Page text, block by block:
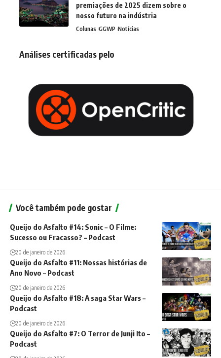
premiações de 2025 dizem sobre o
nosso futuro na indústria
Colunas GGWP Notícias
Análises certificadas pelo
Você também pode gostar
Queijo do Asfalto #14: Sonic – O Filme:
Sucesso ou Fracasso? – Podcast
20 de janeiro de 2026
Queijo do Asfalto #11: Nossas histórias de
Ano Novo – Podcast
20 de janeiro de 2026
Queijo do Asfalto #18: A saga Star Wars –
Podcast
20 de janeiro de 2026
Queijo do Asfalto #7: O Terror de Junji Ito –
Podcast